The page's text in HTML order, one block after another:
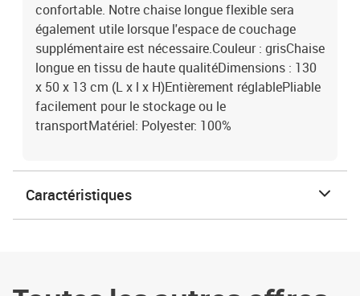
confortable. Notre chaise longue flexible sera
également utile lorsque l'espace de couchage
supplémentaire est nécessaire.Couleur : grisChaise
longue en tissu de haute qualitéDimensions : 130
x 50 x 13 cm (L x l x H)Entièrement réglablePliable
facilement pour le stockage ou le
transportMatériel: Polyester: 100%
Caractéristiques